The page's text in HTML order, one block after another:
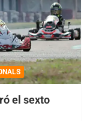
el sexto